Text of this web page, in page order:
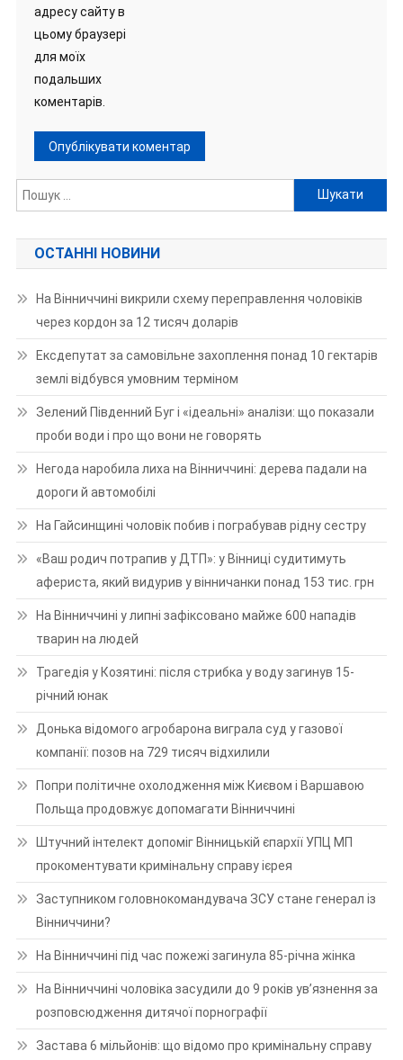
адресу сайту в
цьому браузері
для моїх
подальших
коментарів.
Пошук:
ОСТАННІ НОВИНИ
На Вінниччині викрили схему переправлення чоловіків
через кордон за 12 тисяч доларів
Ексдепутат за самовільне захоплення понад 10 гектарів
землі відбувся умовним терміном
Зелений Південний Буг і «ідеальні» аналізи: що показали
проби води і про що вони не говорять
Негода наробила лиха на Вінниччині: дерева падали на
дороги й автомобілі
На Гайсинщині чоловік побив і пограбував рідну сестру
«Ваш родич потрапив у ДТП»: у Вінниці судитимуть
афериста, який видурив у вінничанки понад 153 тис. грн
На Вінниччині у липні зафіксовано майже 600 нападів
тварин на людей
Трагедія у Козятині: після стрибка у воду загинув 15-
річний юнак
Донька відомого агробарона виграла суд у газової
компанії: позов на 729 тисяч відхилили
Попри політичне охолодження між Києвом і Варшавою
Польща продовжує допомагати Вінниччині
Штучний інтелект допоміг Вінницькій єпархії УПЦ МП
прокоментувати кримінальну справу ієрея
Заступником головнокомандувача ЗСУ стане генерал із
Вінниччини?
На Вінниччині під час пожежі загинула 85-річна жінка
На Вінниччині чоловіка засудили до 9 років ув’язнення за
розповсюдження дитячої порнографії
Застава 6 мільйонів: що відомо про кримінальну справу